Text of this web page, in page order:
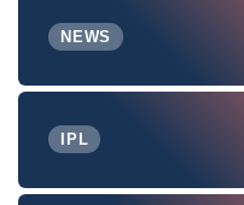
NEWS
IPL